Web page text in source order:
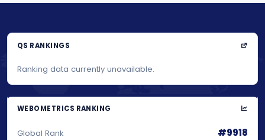
QS RANKINGS
Ranking data currently unavailable.
WEBOMETRICS RANKING
Global Rank #9918